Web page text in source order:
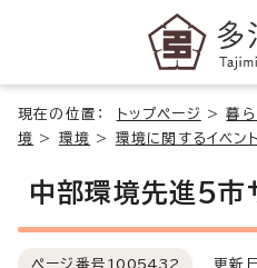
現在の位置： トップページ >暮ら
境 > 環境 > 環境に関するイベント
中部環境先進5市
ページ番号 1005432 更新日